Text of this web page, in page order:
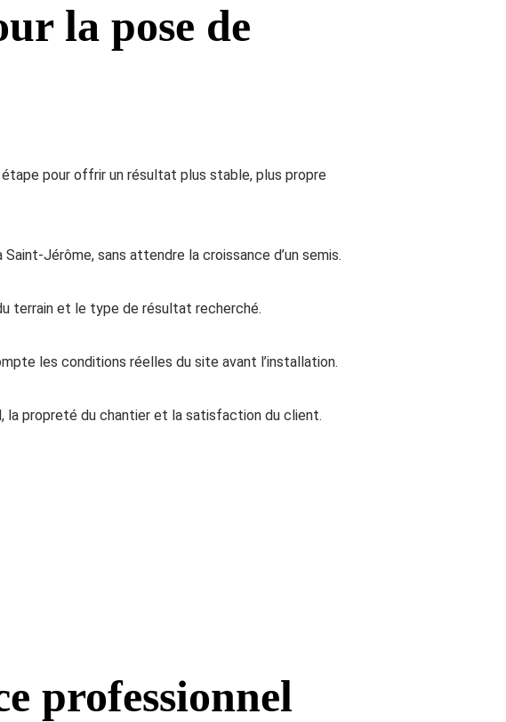
la pose de
pour offrir un résultat plus stable, plus propre
Jérôme, sans attendre la croissance d’un semis.
terrain et le type de résultat recherché.
les conditions réelles du site avant l’installation.
la propreté du chantier et la satisfaction du client.
professionnel